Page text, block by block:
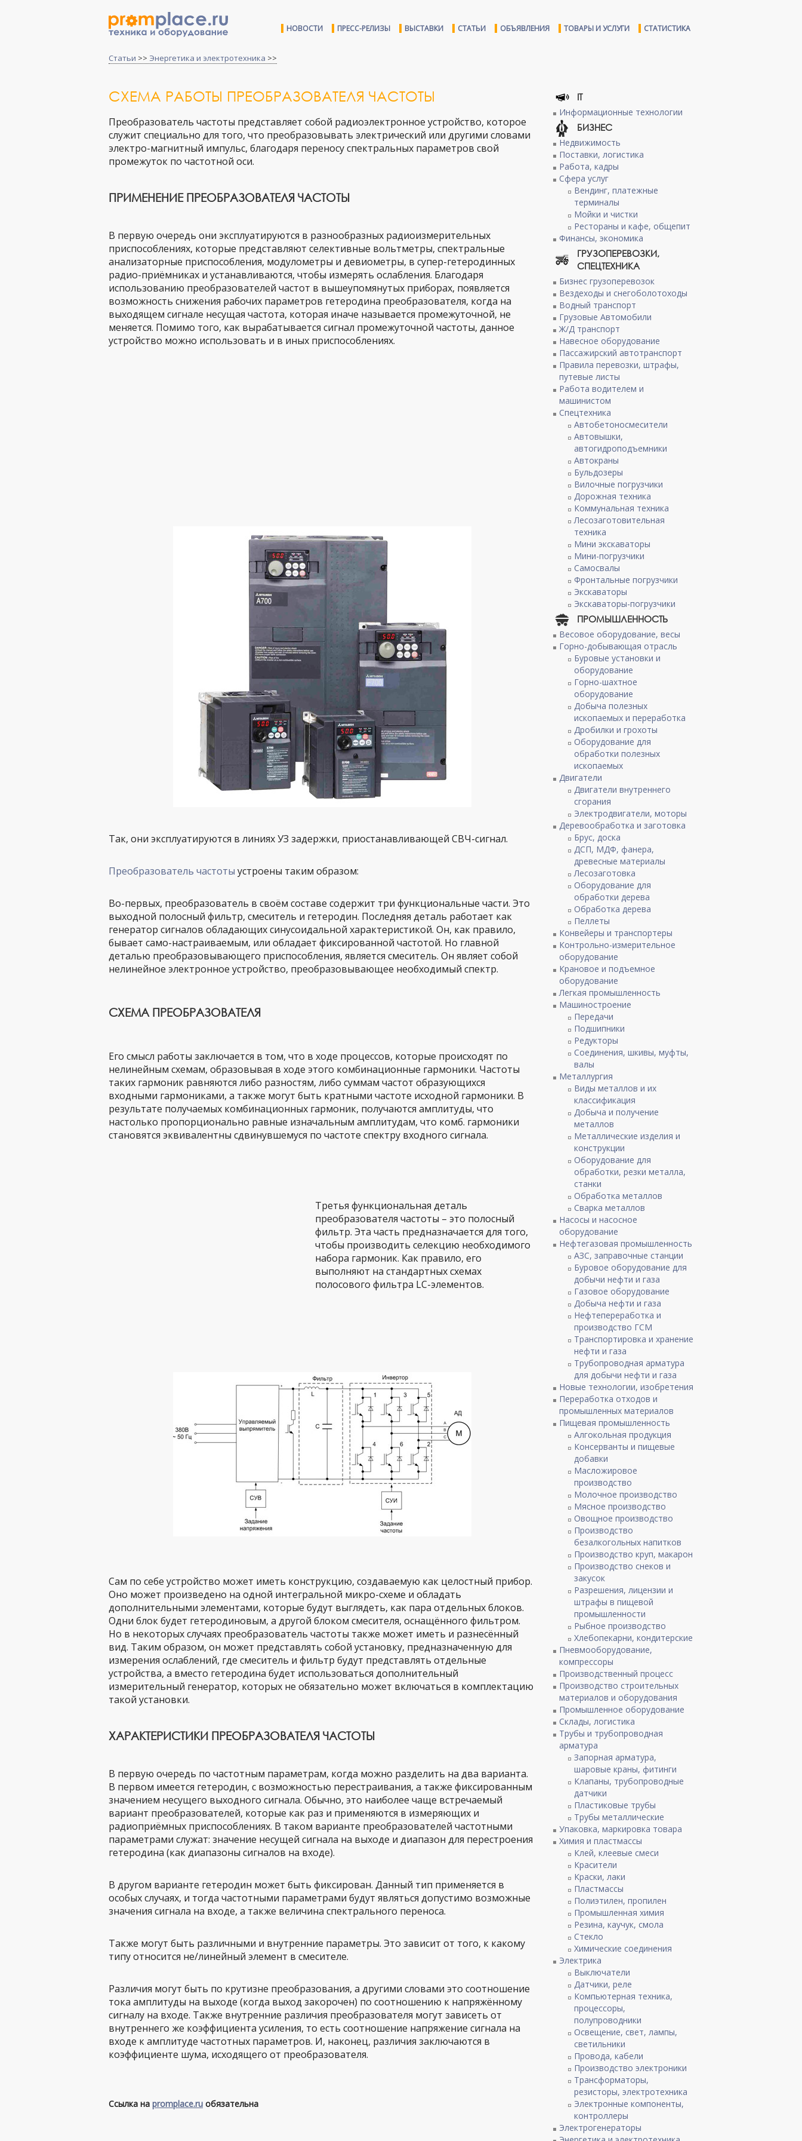
НОВОСТИ ПРЕСС-РЕЛИЗЫ ВЫСТАВКИ СТАТЬИ ОБЪЯВЛЕНИЯ ТОВАРЫ И УСЛУГИ СТАТИСТИКА
Статьи >> Энергетика и электротехника >>
СХЕМА РАБОТЫ ПРЕОБРАЗОВАТЕЛЯ ЧАСТОТЫ
Преобразователь частоты представляет собой радиоэлектронное устройство, которое
служит специально для того, что преобразовывать электрический или другими словами
электро-магнитный импульс, благодаря переносу спектральных параметров свой
промежуток по частотной оси.
ПРИМЕНЕНИЕ ПРЕОБРАЗОВАТЕЛЯ ЧАСТОТЫ
В первую очередь они эксплуатируются в разнообразных радиоизмерительных
приспособлениях, которые представляют селективные вольтметры, спектральные
анализаторные приспособления, модулометры и девиометры, в супер-гетеродинных
радио-приёмниках и устанавливаются, чтобы измерять ослабления. Благодаря
использованию преобразователей частот в вышеупомянутых приборах, появляется
возможность снижения рабочих параметров гетеродина преобразователя, когда на
выходящем сигнале несущая частота, которая иначе называется промежуточной, не
меняется. Помимо того, как вырабатывается сигнал промежуточной частоты, данное
устройство можно использовать и в иных приспособлениях.
Так, они эксплуатируются в линиях УЗ задержки, приостанавливающей СВЧ-сигнал.
Преобразователь частоты устроены таким образом:
Во-первых, преобразователь в своём составе содержит три функциональные части. Это
выходной полосный фильтр, смеситель и гетеродин. Последняя деталь работает как
генератор сигналов обладающих синусоидальной характеристикой. Он, как правило,
бывает само-настраиваемым, или обладает фиксированной частотой. Но главной
деталью преобразовывающего приспособления, является смеситель. Он являет собой
нелинейное электронное устройство, преобразовывающее необходимый спектр.
СХЕМА ПРЕОБРАЗОВАТЕЛЯ
Его смысл работы заключается в том, что в ходе процессов, которые происходят по
нелинейным схемам, образовывая в ходе этого комбинационные гармоники. Частоты
таких гармоник равняются либо разностям, либо суммам частот образующихся
входными гармониками, а также могут быть кратными частоте исходной гармоники. В
результате получаемых комбинационных гармоник, получаются амплитуды, что
настолько пропорционально равные изначальным амплитудам, что комб. гармоники
становятся эквивалентны сдвинувшемуся по частоте спектру входного сигнала.
Третья функциональная деталь
преобразователя частоты – это полосный
фильтр. Эта часть предназначается для того,
чтобы производить селекцию необходимого
набора гармоник. Как правило, его
выполняют на стандартных схемах
полосового фильтра LС-элементов.
Сам по себе устройство может иметь конструкцию, создаваемую как целостный прибор.
Оно может произведено на одной интегральной микро-схеме и обладать
дополнительными элементами, которые будут выглядеть, как пара отдельных блоков.
Одни блок будет гетеродиновым, а другой блоком смесителя, оснащённого фильтром.
Но в некоторых случаях преобразователь частоты также может иметь и разнесённый
вид. Таким образом, он может представлять собой установку, предназначенную для
измерения ослаблений, где смеситель и фильтр будут представлять отдельные
устройства, а вместо гетеродина будет использоваться дополнительный
измерительный генератор, которых не обязательно может включаться в комплектацию
такой установки.
ХАРАКТЕРИСТИКИ ПРЕОБРАЗОВАТЕЛЯ ЧАСТОТЫ
В первую очередь по частотным параметрам, когда можно разделить на два варианта.
В первом имеется гетеродин, с возможностью перестраивания, а также фиксированным
значением несущего выходного сигнала. Обычно, это наиболее чаще встречаемый
вариант преобразователей, которые как раз и применяются в измеряющих и
радиоприёмных приспособлениях. В таком варианте преобразователей частотными
параметрами служат: значение несущей сигнала на выходе и диапазон для перестроения
гетеродина (как диапазоны сигналов на входе).
В другом варианте гетеродин может быть фиксирован. Данный тип применяется в
особых случаях, и тогда частотными параметрами будут являться допустимо возможные
значения сигнала на входе, а также величина спектрального переноса.
Также могут быть различными и внутренние параметры. Это зависит от того, к какому
типу относится не/линейный элемент в смесителе.
Различия могут быть по крутизне преобразования, а другими словами это соотношение
тока амплитуды на выходе (когда выход закорочен) по соотношению к напряжённому
сигналу на входе. Также внутренние различия преобразователя могут зависеть от
внутреннего же коэффициента усиления, то есть соотношение напряжение сигнала на
входе к амплитуде частотных параметров. И, наконец, различия заключаются в
коэффициенте шума, исходящего от преобразователя.
Ссылка на promplace.ru обязательна
IT
Информационные технологии
БИЗНЕС
Недвижимость
Поставки, логистика
Работа, кадры
Сфера услуг
Вендинг, платежные
терминалы
Мойки и чистки
Рестораны и кафе, общепит
Финансы, экономика
ГРУЗОПЕРЕВОЗКИ,
СПЕЦТЕХНИКА
Бизнес грузоперевозок
Вездеходы и снегоболотоходы
Водный транспорт
Грузовые Автомобили
Ж/Д транспорт
Навесное оборудование
Пассажирский автотранспорт
Правила перевозки, штрафы,
путевые листы
Работа водителем и
машинистом
Спецтехника
Автобетоносмесители
Автовышки,
автогидроподъемники
Автокраны
Бульдозеры
Вилочные погрузчики
Дорожная техника
Коммунальная техника
Лесозаготовительная
техника
Мини экскаваторы
Мини-погрузчики
Самосвалы
Фронтальные погрузчики
Экскаваторы
Экскаваторы-погрузчики
ПРОМЫШЛЕННОСТЬ
Весовое оборудование, весы
Горно-добывающая отрасль
Буровые установки и
оборудование
Горно-шахтное
оборудование
Добыча полезных
ископаемых и переработка
Дробилки и грохоты
Оборудование для
обработки полезных
ископаемых
Двигатели
Двигатели внутреннего
сгорания
Электродвигатели, моторы
Деревообработка и заготовка
Брус, доска
ДСП, МДФ, фанера,
древесные материалы
Лесозаготовка
Оборудование для
обработки дерева
Обработка дерева
Пеллеты
Конвейеры и транспортеры
Контрольно-измерительное
оборудование
Крановое и подъемное
оборудование
Легкая промышленность
Машиностроение
Передачи
Подшипники
Редукторы
Соединения, шкивы, муфты,
валы
Металлургия
Виды металлов и их
классификация
Добыча и получение
металлов
Металлические изделия и
конструкции
Оборудование для
обработки, резки металла,
станки
Обработка металлов
Сварка металлов
Насосы и насосное
оборудование
Нефтегазовая промышленность
АЗС, заправочные станции
Буровое оборудование для
добычи нефти и газа
Газовое оборудование
Добыча нефти и газа
Нефтепереработка и
производство ГСМ
Транспортировка и хранение
нефти и газа
Трубопроводная арматура
для добычи нефти и газа
Новые технологии, изобретения
Переработка отходов и
промышленных материалов
Пищевая промышленность
Алгокольная продукция
Консерванты и пищевые
добавки
Масложировое
производство
Молочное производство
Мясное производство
Овощное производство
Производство
безалкогольных напитков
Производство круп, макарон
Производство снеков и
закусок
Разрешения, лицензии и
штрафы в пищевой
промышленности
Рыбное производство
Хлебопекарни, кондитерские
Пневмооборудование,
компрессоры
Производственный процесс
Производство строительных
материалов и оборудования
Промышленное оборудование
Склады, логистика
Трубы и трубопроводная
арматура
Запорная арматура,
шаровые краны, фитинги
Клапаны, трубопроводные
датчики
Пластиковые трубы
Трубы металлические
Упаковка, маркировка товара
Химия и пластмассы
Клей, клеевые смеси
Красители
Краски, лаки
Пластмассы
Полиэтилен, пропилен
Промышленная химия
Резина, каучук, смола
Стекло
Химические соединения
Электрика
Выключатели
Датчики, реле
Компьютерная техника,
процессоры,
полупроводники
Освещение, свет, лампы,
светильники
Провода, кабели
Производство электроники
Трансформаторы,
резисторы, электротехника
Электронные компоненты,
контроллеры
Электрогенераторы